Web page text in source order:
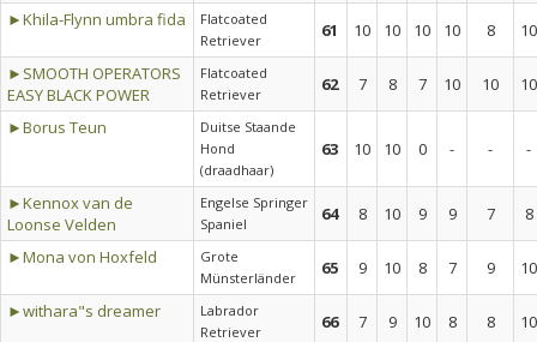
►Khila-Flynn umbra fida
Flatcoated
Retriever
61 10 10 10 10 8
10
►SMOOTH OPERATORS
EASY BLACK POWER
Flatcoated
Retriever
62 7 8 7 10 10
10
►Borus Teun
Duitse Staande
Hond
(draadhaar)
63 10 10 0 - - -
►Kennox van de
Loonse Velden
Engelse Springer
Spaniel
64 8 10 9 9 7
8
►Mona von Hoxfeld
Grote
Münsterländer
65 9 10 8 7 9
10
►withara"s dreamer
Labrador
Retriever
66 7 9 10 8 8
10